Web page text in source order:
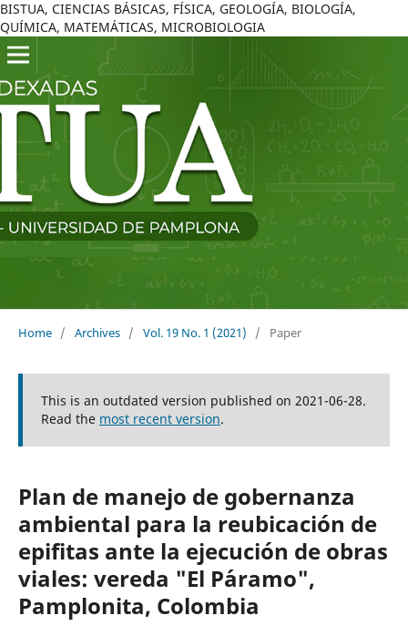
BISTUA, CIENCIAS BÁSICAS, FÍSICA, GEOLOGÍA, BIOLOGÍA,
QUÍMICA, MATEMÁTICAS, MICROBIOLOGIA
Home / Archives / Vol. 19 No. 1 (2021) / Paper
This is an outdated version published on 2021-06-28.
Read the most recent version.
Plan de manejo de gobernanza
ambiental para la reubicación de
epifitas ante la ejecución de obras
viales: vereda "El P´aramo",
Pamplonita, Colombia